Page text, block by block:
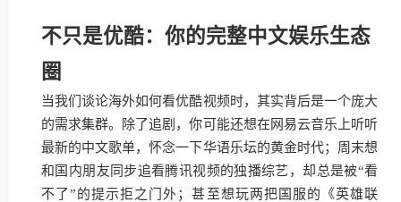
不只是优酷：你的完整中文娱乐生态
圈
当我们谈论海外如何看优酷视频时，其实背后是一个庞大
的需求集群。除了追剧，你可能还想在网易云音乐上听听
最新的中文歌单，怀念一下华语乐坛的黄金时代；周末想
和国内朋友同步追看腾讯视频的独播综艺，却总是被“看
不了”的提示拒之门外；甚至想玩两把国服的《英雄联